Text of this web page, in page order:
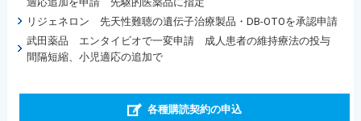
リジェネロン 先天性難聴の遺伝子治療製品・DB-OTOを承認申請
武田薬品 エンタイビオで一変申請 成人患者の維持療法の投与
間隔短縮、小児適応の追加で
各種購読契約の申込